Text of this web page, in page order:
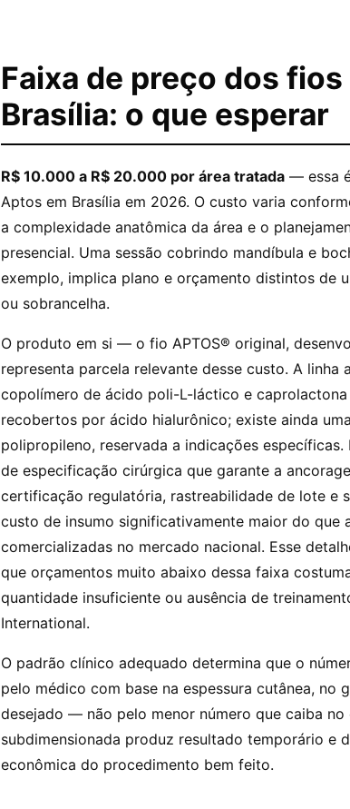
Faixa de preço dos
Brasília: o que esperar
R$ 10.000 a R$ 20.000 por área tratada — essa
Aptos em Brasília em 2026. O custo varia
a complexidade anatômica da área e o
presencial. Uma sessão cobrindo mandíbula e
exemplo, implica plano e orçamento distintos de
ou sobrancelha.
O produto em si — o fio APTOS® original,
representa parcela relevante desse custo. A linha
copolímero de ácido poli-L-láctico e
recobertos por ácido hialurônico; existe ainda
polipropileno, reservada a indicações
de especificação cirúrgica que garante a
certificação regulatória, rastreabilidade de lote e
custo de insumo significativamente maior do que
comercializadas no mercado nacional. Esse
que orçamentos muito abaixo dessa faixa
quantidade insuficiente ou ausência de
International.
O padrão clínico adequado determina que o
pelo médico com base na espessura cutânea, no
desejado — não pelo menor número que caiba no
subdimensionada produz resultado temporário e
econômica do procedimento bem feito.